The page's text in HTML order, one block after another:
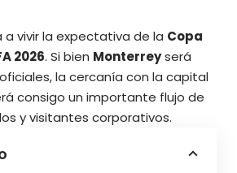
a vivir la expectativa de la Copa
2026. Si bien Monterreyserá
la cercanía con la capital
consigo un importante flujo de
y visitantes corporativos.